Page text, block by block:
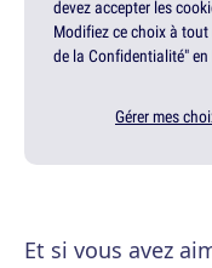
devez accepter les
Modifiez ce choix à
de la Confidentialité"
Gérer mes
Et si vous avez